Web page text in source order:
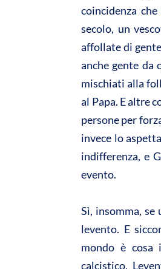
coincidenza
secolo, un
affollate di
anche gente
mischiati alla
al Papa. E altre
persone per
invece lo
indifferenza, e
evento.
Sì, insomma, se
levento. E
mondo è cosa
calcistico.